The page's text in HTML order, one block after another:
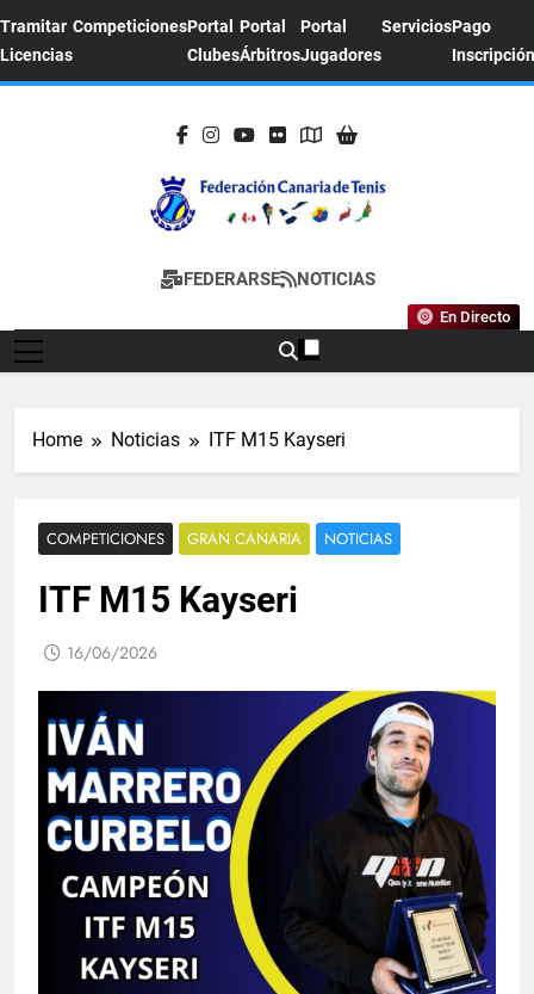
Tramitar
Licencias
CompeticionesPortal
Clubes
Portal
Árbitros
Portal
Jugadores
ServiciosPago
Inscripción
FEDERACION
CANARIA DE
TENIS
Sitio Oficial De La Federación Canaria De
FEDERARSE NOTICIAS
En Directo
Home Noticias ITF M15 Kayseri
COMPETICIONES GRAN CANARIA NOTICIAS
ITF M15 Kayseri
16/06/2026